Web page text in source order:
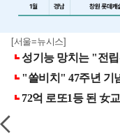
[서울=뉴시스]